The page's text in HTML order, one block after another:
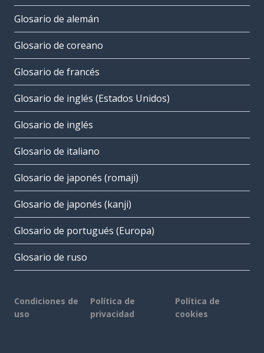
Glosario de alemán
Glosario de coreano
Glosario de francés
Glosario de inglés (Estados Unidos)
Glosario de inglés
Glosario de italiano
Glosario de japonés (romaji)
Glosario de japonés (kanji)
Glosario de portugués (Europa)
Glosario de ruso
Condiciones de
uso
Política de
privacidad
Política de
cookies